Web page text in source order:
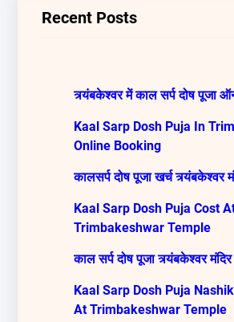
c
Recent Posts
त्र्यंबकेश्वर में काल सर्प दोष पूजा
Kaal Sarp Dosh Puja In
Online Booking
कालसर्प दोष पूजा खर्च त्र्यंबकेश्वर
Kaal Sarp Dosh Puja Cost
Trimbakeshwar Temple
काल सर्प दोष पूजा त्र्यंबकेश्वर मंदिर
Kaal Sarp Dosh Puja
At Trimbakeshwar Temple